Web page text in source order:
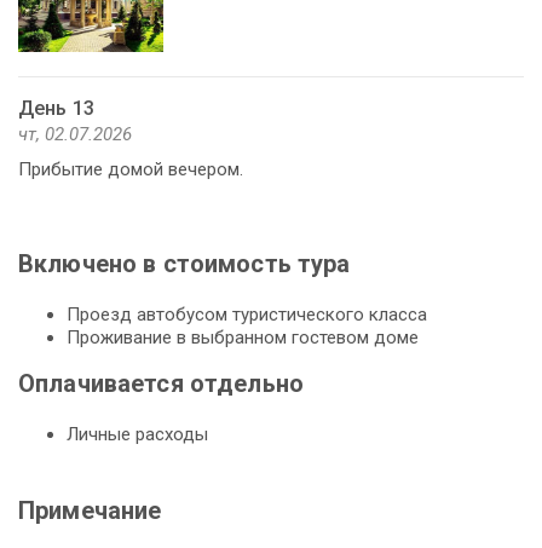
День 13
чт, 02.07.2026
Прибытие домой вечером.
Включено в стоимость тура
Проезд автобусом туристического класса
Проживание в выбранном гостевом доме
Оплачивается отдельно
Личные расходы
Примечание